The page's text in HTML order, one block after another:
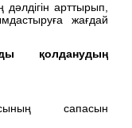
арттырып,
жағдай
қолданудың
сапасын